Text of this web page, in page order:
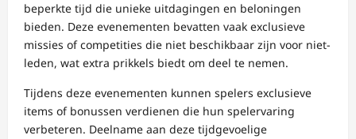
beperkte tijd die unieke uitdagingen en beloningen
bieden. Deze evenementen bevatten vaak exclusieve
missies of competities die niet beschikbaar zijn voor niet-
leden, wat extra prikkels biedt om deel te nemen.
Tijdens deze evenementen kunnen spelers exclusieve
items of bonussen verdienen die hun spelervaring
verbeteren. Deelname aan deze tijdgevoelige